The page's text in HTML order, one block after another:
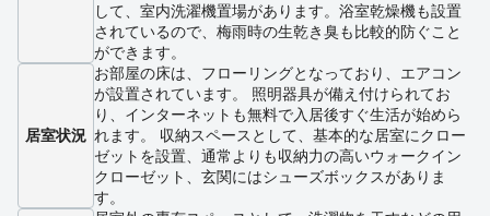
して、室内洗濯機置場があります。浴室乾燥機も設置
されているので、梅雨時の生乾き臭も比較的防ぐこと
ができます。
居室状況
お部屋の床は、フローリングとなっており、エアコン
が設置されています。 照明器具が備え付けられてお
り、インターネットも無料で入居後すぐ生活が始めら
れます。 収納スペースとして、基本的な居室にクロー
ゼットを設置、通常よりも収納力の高いウォークイン
クローゼット、玄関にはシューズボックスがありま
す。